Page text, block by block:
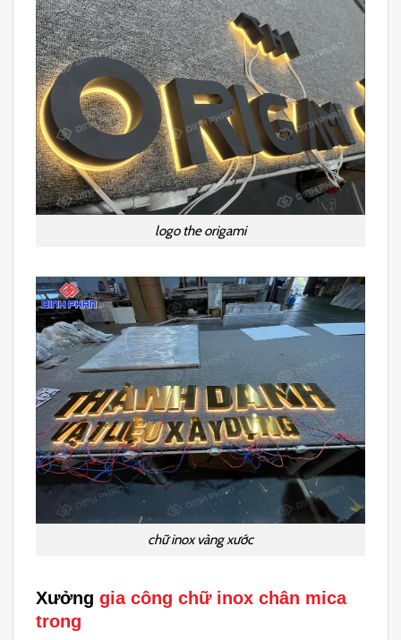
logo the origami
chữ inox vàng xước
Xưởnggia công chữ inox chân mica
trong